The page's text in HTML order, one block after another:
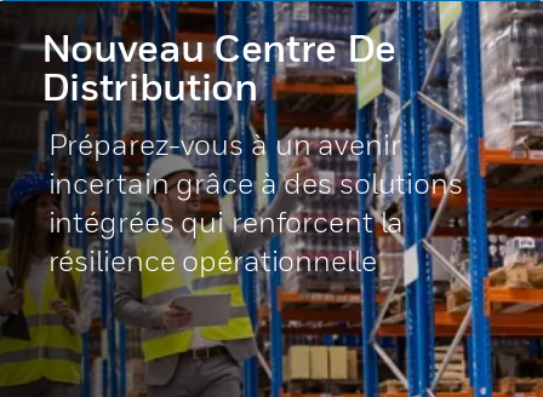
Nouveau Centre De
Distribution
Préparez-vous à un avenir
incertain grâce à des solutions
intégrées qui renforcent la
résilience opérationnelle